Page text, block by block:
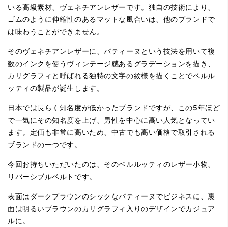
いる高級素材、ヴェネチアンレザーです。独自の技術により、
ゴムのように伸縮性のあるマットな風合いは、他のブランドで
は味わうことができません。
そのヴェネチアンレザーに、パティーヌという技法を用いて複
数のインクを使うヴィンテージ感あるグラデーションを描き、
カリグラフィと呼ばれる独特の文字の紋様を描くことでベルル
ッティの製品が誕生します。
日本では長らく知名度が低かったブランドですが、この5年ほど
で一気にその知名度を上げ、男性を中心に高い人気となってい
ます。定価も非常に高いため、中古でも高い価格で取引される
ブランドの一つです。
今回お持ちいただいたのは、そのベルルッティのレザー小物、
リバーシブルベルトです。
表面はダークブラウンのシックなパティーヌでビジネスに、裏
面は明るいブラウンのカリグラフィ入りのデザインでカジュア
ルに。